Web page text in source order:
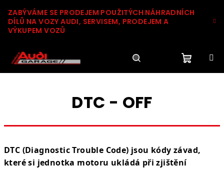
na
obsah
ZABÝVÁME SE PRODEJEM POUŽITÝCH NÁHRADNÍCH
DÍLŮ NA VOZY AUDI, SERVISEM, PRODEJEM A
VÝKUPEM VOZŮ
HledatPřihlášení
DTC - OFF
DTC (Diagnostic Trouble Code) jsou kódy závad,
které si jednotka motoru ukládá při zjištění